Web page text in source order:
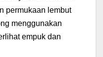
permukaan lembut
menggunakan
empuk dan